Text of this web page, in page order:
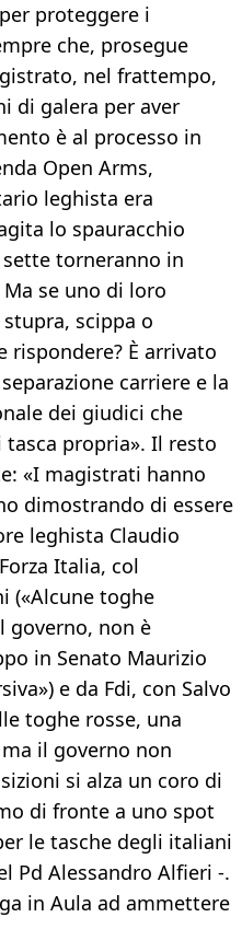
proteggere i
che, prosegue
nel frattempo,
di galera per aver
è al processo in
Open Arms,
leghista era
lo spauracchio
torneranno in
se uno di loro
scippa o
rispondere? È arrivato
carriere e la
dei giudici che
propria». Il resto
«I magistrati hanno
dimostrando di essere
leghista Claudio
Italia, col
(«Alcune toghe
governo, non è
in Senato Maurizio
e da Fdi, con Salvo
toghe rosse, una
il governo non
si alza un coro di
di fronte a uno spot
le tasche degli italiani
Pd Alessandro Alfieri -.
in Aula ad ammettere